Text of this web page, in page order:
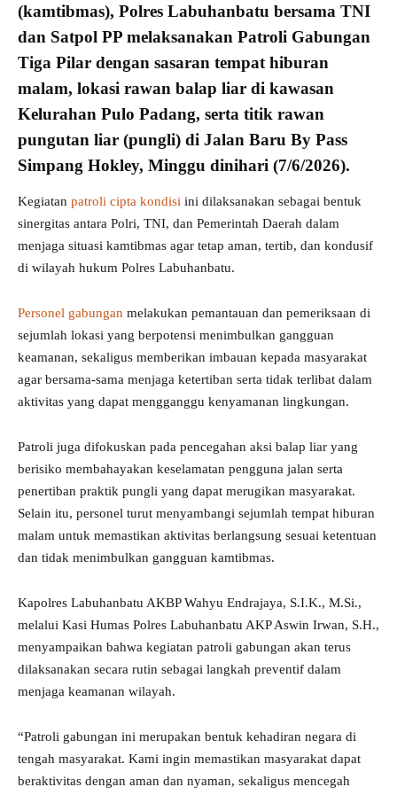
(kamtibmas), Polres Labuhanbatu bersama TNI
dan Satpol PP melaksanakan Patroli Gabungan
Tiga Pilar dengan sasaran tempat hiburan
malam, lokasi rawan balap liar di kawasan
Kelurahan Pulo Padang, serta titik rawan
pungutan liar (pungli) di Jalan Baru By Pass
Simpang Hokley, Minggu dinihari (7/6/2026).
Kegiatan patroli cipta kondisi ini dilaksanakan sebagai bentuk
sinergitas antara Polri, TNI, dan Pemerintah Daerah dalam
menjaga situasi kamtibmas agar tetap aman, tertib, dan kondusif
di wilayah hukum Polres Labuhanbatu.
Personel gabungan melakukan pemantauan dan pemeriksaan di
sejumlah lokasi yang berpotensi menimbulkan gangguan
keamanan, sekaligus memberikan imbauan kepada masyarakat
agar bersama-sama menjaga ketertiban serta tidak terlibat dalam
aktivitas yang dapat mengganggu kenyamanan lingkungan.
Patroli juga difokuskan pada pencegahan aksi balap liar yang
berisiko membahayakan keselamatan pengguna jalan serta
penertiban praktik pungli yang dapat merugikan masyarakat.
Selain itu, personel turut menyambangi sejumlah tempat hiburan
malam untuk memastikan aktivitas berlangsung sesuai ketentuan
dan tidak menimbulkan gangguan kamtibmas.
Kapolres Labuhanbatu AKBP Wahyu Endrajaya, S.I.K., M.Si.,
melalui Kasi Humas Polres Labuhanbatu AKP Aswin Irwan, S.H.,
menyampaikan bahwa kegiatan patroli gabungan akan terus
dilaksanakan secara rutin sebagai langkah preventif dalam
menjaga keamanan wilayah.
“Patroli gabungan ini merupakan bentuk kehadiran negara di
tengah masyarakat. Kami ingin memastikan masyarakat dapat
beraktivitas dengan aman dan nyaman, sekaligus mencegah